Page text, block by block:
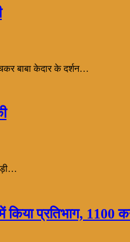
बाबा केदार के दर्शन…
प्रतिभाग, 1100